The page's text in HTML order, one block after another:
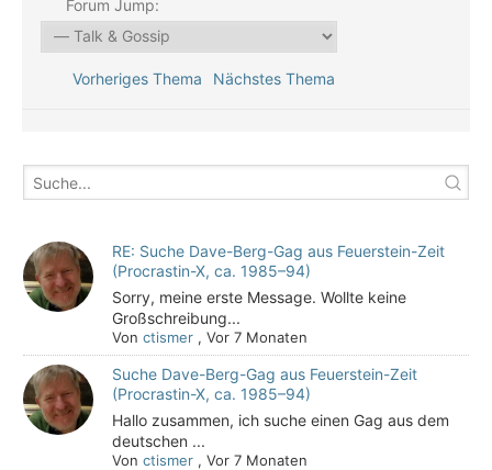
Forum Jump:
Vorheriges Thema Nächstes Thema
RE: Suche Dave-Berg-Gag aus Feuerstein-Zeit
(Procrastin-X, ca. 1985–94)
Sorry, meine erste Message. Wollte keine
Großschreibung...
Vonctismer ,Vor 7 Monaten
Suche Dave-Berg-Gag aus Feuerstein-Zeit
(Procrastin-X, ca. 1985–94)
Hallo zusammen, ich suche einen Gag aus dem
deutschen ...
Vonctismer ,Vor 7 Monaten